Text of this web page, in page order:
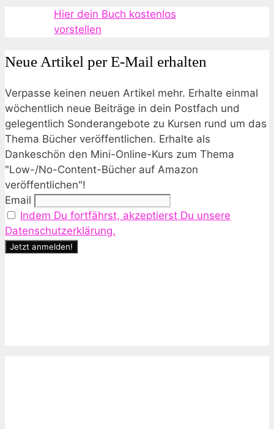
Hier dein Buch kostenlos
vorstellen
Neue Artikel per E-Mail erhalten
Verpasse keinen neuen Artikel mehr. Erhalte einmal
wöchentlich neue Beiträge in dein Postfach und
gelegentlich Sonderangebote zu Kursen rund um das
Thema Bücher veröffentlichen. Erhalte als
Dankeschön den Mini-Online-Kurs zum Thema
"Low-/No-Content-Bücher auf Amazon
veröffentlichen"!
Email
Indem Du fortfährst, akzeptierst Du unsere
Datenschutzerklärung.